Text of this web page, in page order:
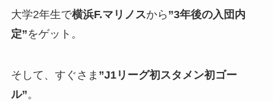
大学2年生で横浜F.マリノスから ”3年後の入団内
定”をゲット。
そして、すぐさま ”J1リーグ初スタメン初ゴー
ル”。